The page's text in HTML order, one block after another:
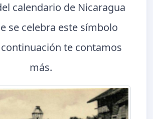
calendario de Nicaragua
se celebra este símbolo
te contamos
más.